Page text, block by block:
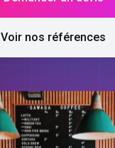
Voir nos références